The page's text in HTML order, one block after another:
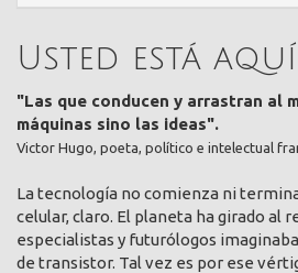
Usted está aquí
"Las que conducen y arrastran al
máquinas sino las ideas".
Victor Hugo, poeta, político e intelectual
La tecnología no comienza ni
celular, claro. El planeta ha girado al
especialistas y futurólogos
de transistor. Tal vez es por ese